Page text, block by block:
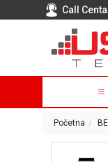
Call
Početna